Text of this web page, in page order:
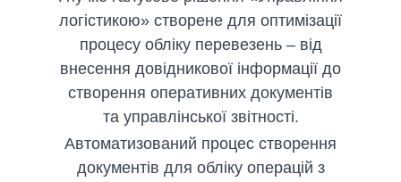
логістикою» створене для оптимізації
процесу обліку перевезень – від
внесення довідникової інформації до
створення оперативних документів
та управлінської звітності.
Автоматизований процес створення
документів для обліку операцій з